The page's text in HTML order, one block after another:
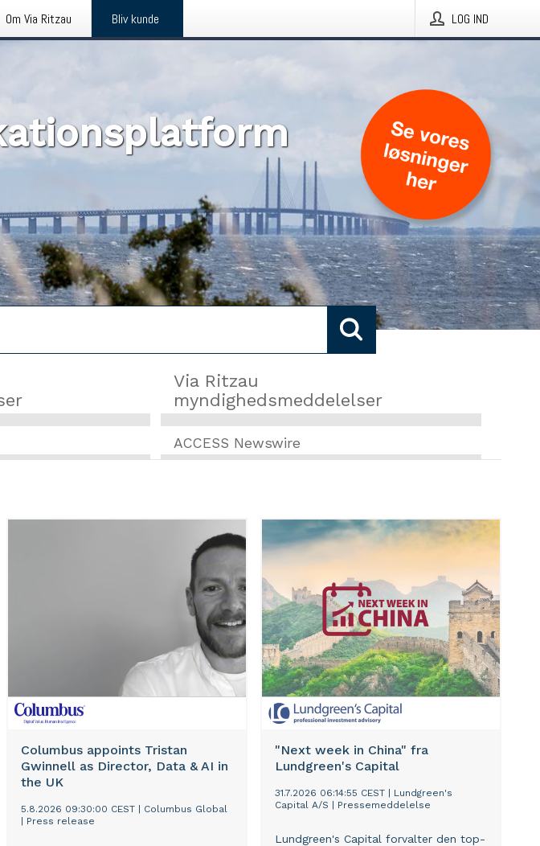
Om Via Ritzau Bliv kunde LOG IND
Via Ritzau
myndighedsmeddelelser
ACCESS Newswire
Columbus appoints Tristan
Gwinnell as Director, Data & AI in
the UK
5.8.2026 09:30:00 CEST
Columbus Global
Press release
"Next week in China" fra
Lundgreen's Capital
31.7.2026 06:14:55 CEST
Lundgreen's
Capital A/S
Pressemeddelelse
Lundgreen's Capital forvalter den top-